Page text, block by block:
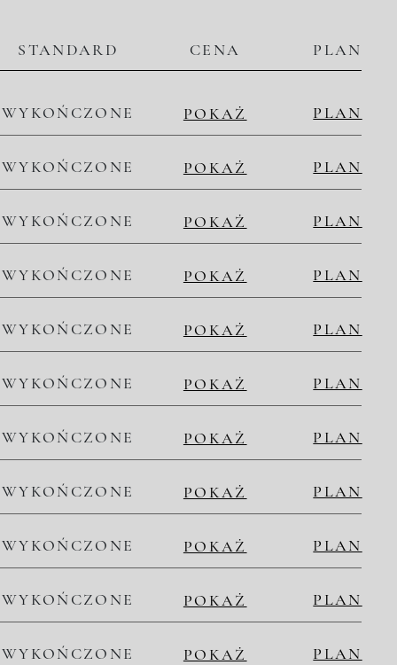
STANDARD CENA PLAN
WYKOŃCZONE POKAŻ PLAN
WYKOŃCZONE POKAŻ PLAN
WYKOŃCZONE POKAŻ PLAN
WYKOŃCZONE POKAŻ PLAN
WYKOŃCZONE POKAŻ PLAN
WYKOŃCZONE POKAŻ PLAN
WYKOŃCZONE POKAŻ PLAN
WYKOŃCZONE POKAŻ PLAN
WYKOŃCZONE POKAŻ PLAN
WYKOŃCZONE POKAŻ PLAN
WYKOŃCZONE POKAŻ PLAN